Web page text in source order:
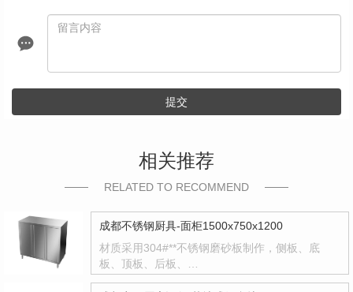
提交
相关推荐
RELATED TO RECOMMEND
成都不锈钢厨具-面柜1500x750x1200
材质采用304#**不锈钢磨砂板制作，侧板、底
板、顶板、后板、…